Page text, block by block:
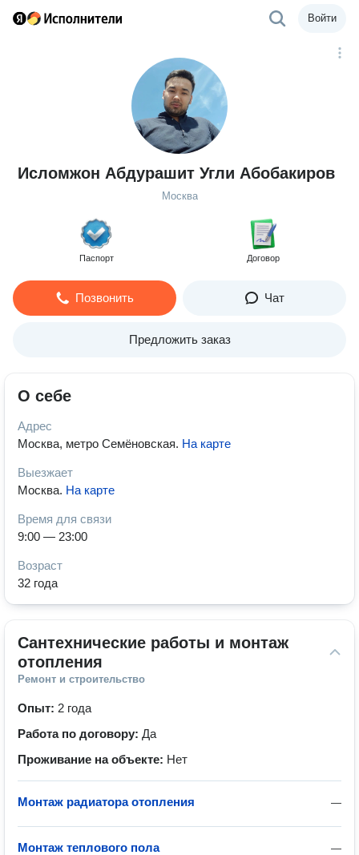
Войти
Исломжон Абдурашит Угли Абобакиров
Москва
Паспорт Договор
Позвонить Чат
Предложить заказ
О себе
Адрес
Москва, метро Семёновская. На карте
Выезжает
Москва. На карте
Время для связи
9:00 — 23:00
Возраст
32 года
Сантехнические работы и монтаж
отопления
Ремонт и строительство
Опыт: 2 года
Работа по договору: Да
Проживание на объекте: Нет
—
Монтаж радиатора отопления
—
Монтаж теплового пола